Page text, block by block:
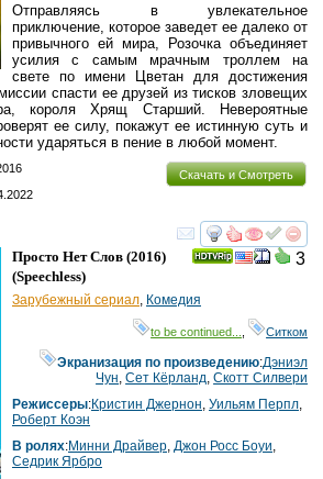
Отправляясь в увлекательное
приключение, которое заведет ее далеко от
привычного ей мира, Розочка объединяет
усилия с самым мрачным троллем на
свете по имени Цветан для достижения
спасти ее друзей из тисков зловещих
короля Хрящ Старший. Невероятные
ее силу, покажут ее истинную суть и
ударяться в пение в любой момент.
Скачать и Смотреть
смотреть
3
Просто Нет Слов (2016)
(Speechless)
Зарубежный сериал, Комедия
to be continued... Ситком
Экранизация по произведению:Дэниэл
Чун,Сет Кёрланд,Скотт Силвери
Режиссеры:Кристин Джернон, Уильям Перпл,
Роберт Коэн
В ролях:Минни Драйвер, Джон Росс Боуи,
Седрик Ярбро